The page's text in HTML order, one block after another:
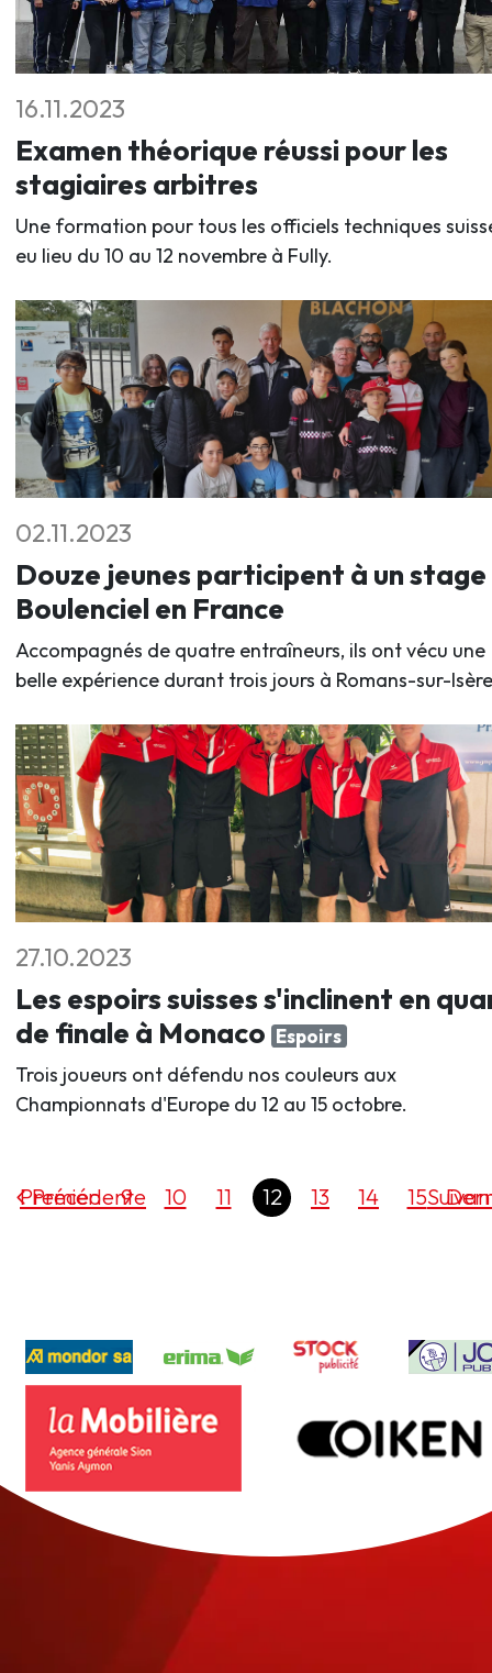
16.11.2023
Examen théorique réussi pour les
stagiaires arbitres
Une formation pour tous les officiels techniques
eu lieu du 10 au 12 novembre à Fully.
02.11.2023
Douze jeunes participent à un stage
Boulenciel en France
Accompagnés de quatre entraîneurs, ils ont vécu une
belle expérience durant trois jours à Romans-sur-
27.10.2023
Les espoirs suisses s'inclinent en
de finale à Monaco Espoirs
Trois joueurs ont défendu nos couleurs aux
Championnats d'Europe du 12 au 15 octobre.
Précédente
Premier 9 10 11 12 13 14 15